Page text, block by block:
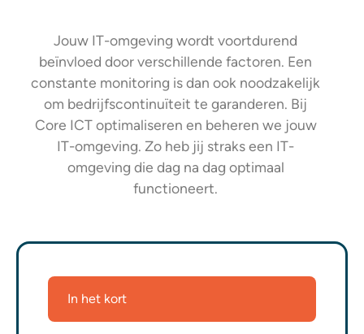
Jouw IT-omgeving wordt voortdurend
beïnvloed door verschillende factoren. Een
constante monitoring is dan ook noodzakelijk
om bedrijfscontinuïteit te garanderen. Bij
Core ICT optimaliseren en beheren we jouw
IT-omgeving. Zo heb jij straks een IT-
omgeving die dag na dag optimaal
functioneert.
In het kort